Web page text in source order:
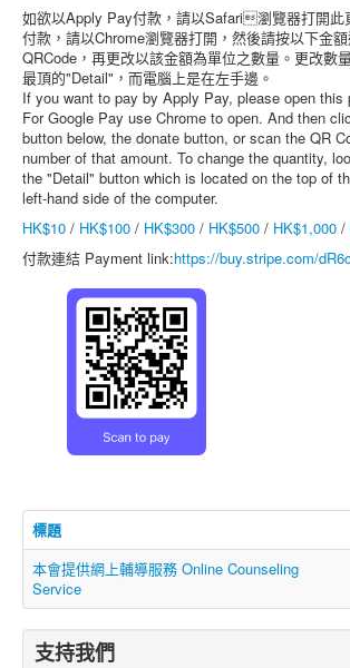
資料庫
媒體庫
台灣專區
中國大陸專區
「跨樂園」交友平台
捐助單位
如欲以Apply Pay付款，請以Safari瀏覽器打開此
付款，請以Chrome瀏覽器打開，然後請按以下金
QRCode，再更改以該金額為單位之數量。更改數
最頂的"Detail"，而電腦上是在左手邊。
If you want to pay by Apply Pay, please open this
For Google Pay use Chrome to open. And then
button below, the donate button, or scan the QR
number of that amount. To change the quantity,
the "Detail" button which is located on the top of
left-hand side of the computer.
HK$10 / HK$100 / HK$300 / HK$500 / HK$1,000 /
付款連結 Payment link:https://buy.stripe.com/
標題
本會提供網上輔導服務 Online Counseling
Service
支持我們